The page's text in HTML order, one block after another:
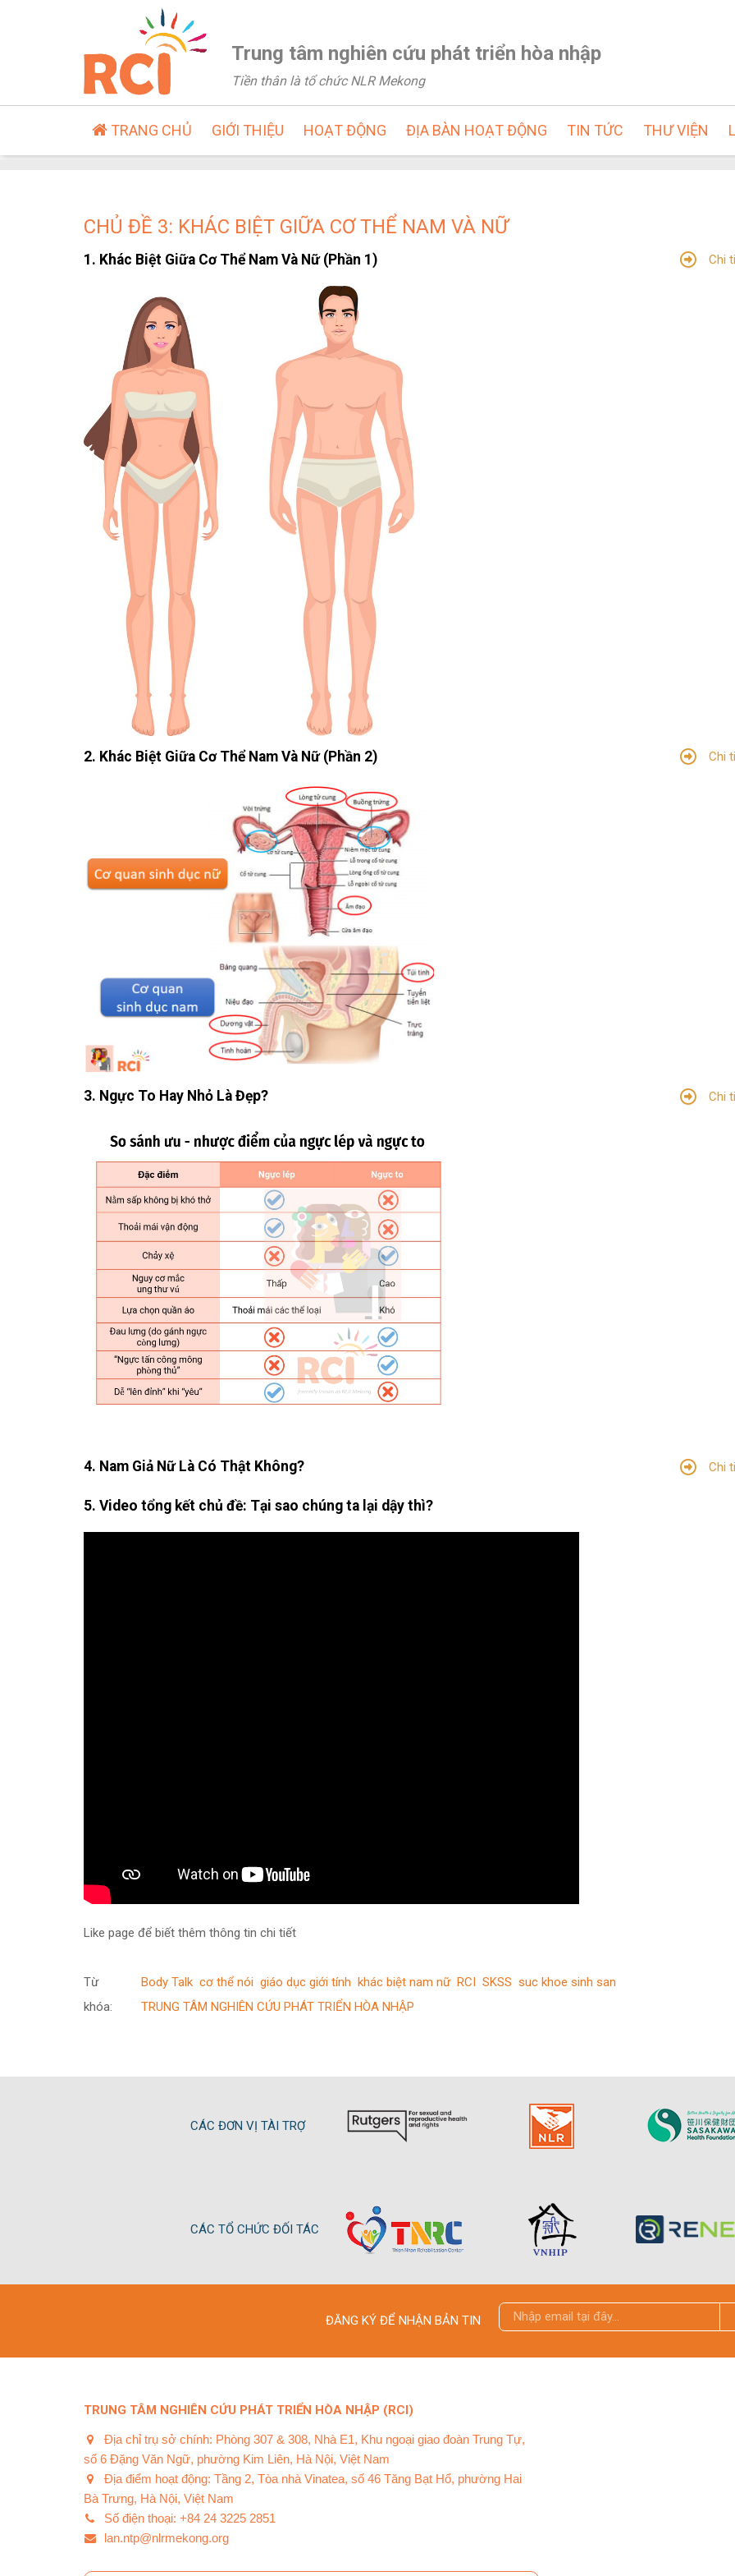
Trung tâm nghiên cứu phát triển hòa nhập
Tiền thân là tổ chức NLR Mekong
TRANG CHỦ GIỚI THIỆU HOẠT ĐỘNG ĐỊA BÀN HOẠT ĐỘNG TIN TỨC THƯ VIỆN
CHỦ ĐỀ 3: KHÁC BIỆT GIỮA CƠ THỂ NAM VÀ NỮ
1. Khác Biệt Giữa Cơ Thể Nam Và Nữ (Phần 1) Chi
2. Khác Biệt Giữa Cơ Thể Nam Và Nữ (Phần 2) Chi
3. Ngực To Hay Nhỏ Là Đẹp? Chi
4. Nam Giả Nữ Là Có Thật Không? Chi
5. Video tổng kết chủ đề: Tại sao chúng ta lại dậy thì?
Like page để biết thêm thông tin chi tiết
Từ
khóa:
Body Talk cơ thể nói giáo dục giới tính khác biệt nam nữ RCI SKSS suc khoe sinh san
TRUNG TÂM NGHIÊN CỨU PHÁT TRIỂN HÒA NHẬP
CÁC ĐƠN VỊ TÀI TRỢ
CÁC TỔ CHỨC ĐỐI TÁC
ĐĂNG KÝ ĐỂ NHẬN BẢN TIN
TRUNG TÂM NGHIÊN CỨU PHÁT TRIỂN HÒA NHẬP (RCI)
Địa chỉ trụ sở chính: Phòng 307 & 308, Nhà E1, Khu ngoại giao đoàn Trung Tự,
số 6 Đặng Văn Ngữ, phường Kim Liên, Hà Nội, Việt Nam
Địa điểm hoạt động: Tầng 2, Tòa nhà Vinatea, số 46 Tăng Bạt Hổ, phường Hai
Bà Trưng, Hà Nội, Việt Nam
Số điện thoại: +84 24 3225 2851
lan.ntp@nlrmekong.org